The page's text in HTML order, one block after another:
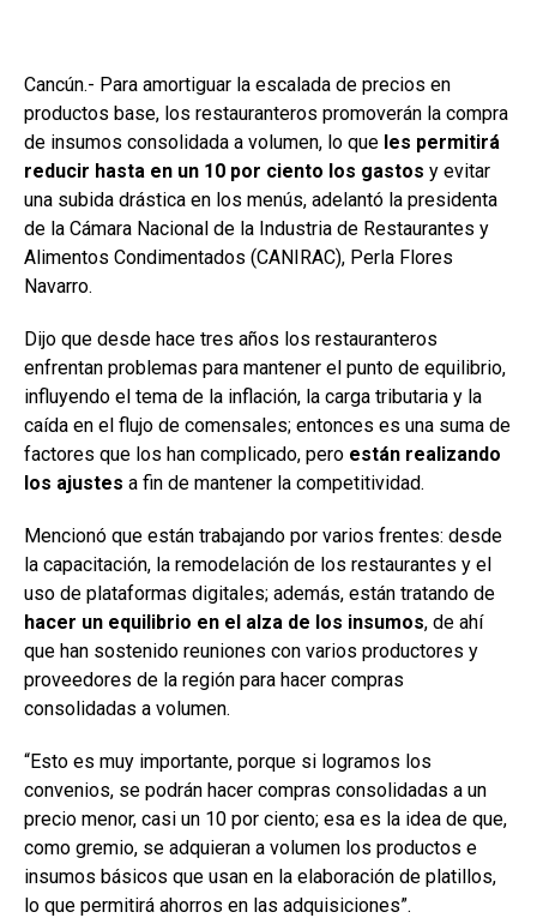
Cancún.- Para amortiguar la escalada de precios en
productos base, los restauranteros promoverán la compra
de insumos consolidada a volumen, lo que les permitirá
reducir hasta en un 10 por ciento los gastos y evitar
una subida drástica en los menús, adelantó la presidenta
de la Cámara Nacional de la Industria de Restaurantes y
Alimentos Condimentados (CANIRAC), Perla Flores
Navarro.
Dijo que desde hace tres años los restauranteros
enfrentan problemas para mantener el punto de equilibrio,
influyendo el tema de la inflación, la carga tributaria y la
caída en el flujo de comensales; entonces es una suma de
factores que los han complicado, pero están realizando
los ajustes a fin de mantener la competitividad.
Mencionó que están trabajando por varios frentes: desde
la capacitación, la remodelación de los restaurantes y el
uso de plataformas digitales; además, están tratando de
hacer un equilibrio en el alza de los insumos, de ahí
que han sostenido reuniones con varios productores y
proveedores de la región para hacer compras
consolidadas a volumen.
“Esto es muy importante, porque si logramos los
convenios, se podrán hacer compras consolidadas a un
precio menor, casi un 10 por ciento; esa es la idea de que,
como gremio, se adquieran a volumen los productos e
insumos básicos que usan en la elaboración de platillos,
lo que permitirá ahorros en las adquisiciones”.